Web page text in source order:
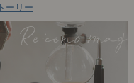
ーリー